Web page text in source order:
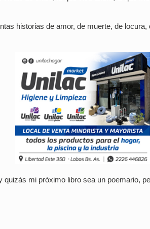
historias de amor, de muerte, de locura,
quizás mi próximo libro sea un poemario,